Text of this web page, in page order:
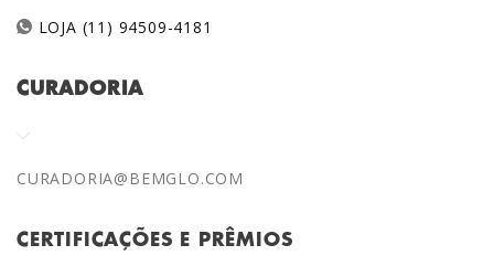
LOJA (11) 94509-4181
CURADORIA
CURADORIA@BEMGLO.COM
CERTIFICAÇÕES E PRÊMIOS